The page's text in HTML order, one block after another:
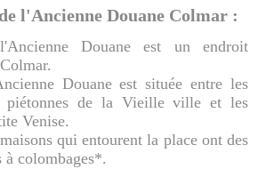
l'Ancienne Douane Colmar :
Douane est un endroit
Douane est située entre les
piétonnes de la Vieille ville et les
Venise.
qui entourent la place ont des
à colombages*.